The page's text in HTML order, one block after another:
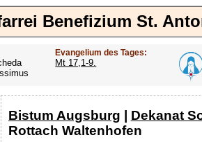
Benefizium St.
Evangelium des Tages:
Mt 17,1-9.
Bistum Augsburg | Dekanat
Rottach Waltenhofen